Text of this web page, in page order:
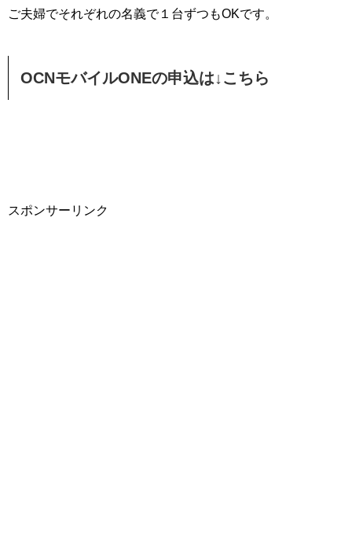
ご夫婦でそれぞれの名義で１台ずつもOKです。
OCNモバイルONEの申込は↓こちら
スポンサーリンク